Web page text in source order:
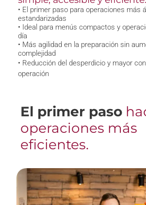
• El primer paso para operaciones más
estandarizadas
• Ideal para menús compactos y
día
• Más agilidad en la preparación sin
complejidad
• Reducción del desperdicio y mayor
operación
El primer paso
operaciones más
eficientes.